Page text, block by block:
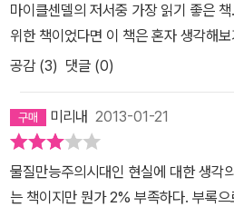
마이클센델의 저서중 가장 읽기 좋은
위한 책이었다면 이 책은 혼자 생각해
공감 (3) 댓글 (0)
미리내 2013-01-21
물질만능주의시대인 현실에 대한 생각
는 책이지만 뭔가 2% 부족하다. 부록